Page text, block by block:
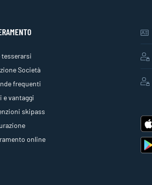
tesserarsi
Società
frequenti
e vantaggi
skipass
online